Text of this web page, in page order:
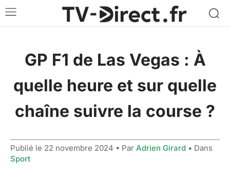
GP F1 de Las Vegas : À
quelle heure et sur quelle
chaîne suivre la course ?
Publié le 22 novembre 2024 • Par Adrien Girard • Dans
Sport